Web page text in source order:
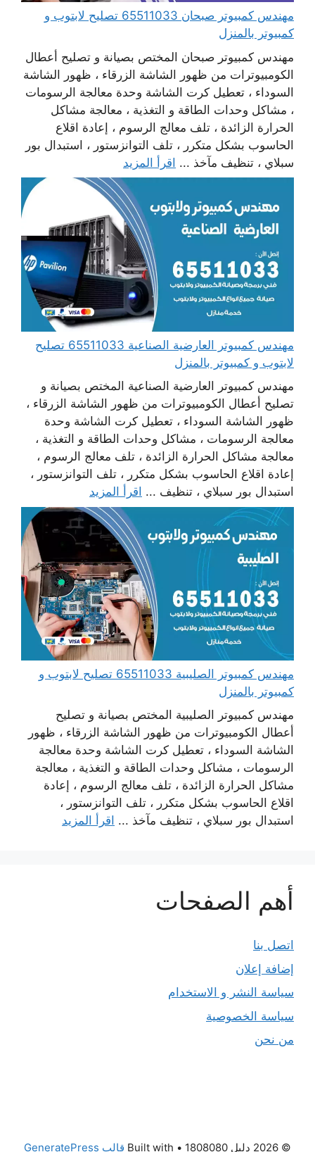
مهندس كمبيوتر صبحان 65511033 تصليح لابتوب و
كمبيوتر بالمنزل
مهندس كمبيوتر صبحان المختص بصيانة و تصليح أعطال
الكومبيوترات من ظهور الشاشة الزرقاء ، ظهور الشاشة
السوداء ، تعطيل كرت الشاشة وحدة معالجة الرسومات
، مشاكل وحدات الطاقة و التغذية ، معالجة مشاكل
الحرارة الزائدة ، تلف معالج الرسوم ، إعادة اقلاع
الحاسوب بشكل متكرر ، تلف التوانزستور ، استبدال بور
سبلاي ، تنظيف مآخذ ... اقرأ المزيد
مهندس كمبيوتر العارضية الصناعية 65511033 تصليح
لابتوب و كمبيوتر بالمنزل
مهندس كمبيوتر العارضية الصناعية المختص بصيانة و
تصليح أعطال الكومبيوترات من ظهور الشاشة الزرقاء ،
ظهور الشاشة السوداء ، تعطيل كرت الشاشة وحدة
معالجة الرسومات ، مشاكل وحدات الطاقة و التغذية ،
معالجة مشاكل الحرارة الزائدة ، تلف معالج الرسوم ،
إعادة اقلاع الحاسوب بشكل متكرر ، تلف التوانزستور ،
استبدال بور سبلاي ، تنظيف ... اقرأ المزيد
مهندس كمبيوتر الصليبية 65511033 تصليح لابتوب و
كمبيوتر بالمنزل
مهندس كمبيوتر الصليبية المختص بصيانة و تصليح
أعطال الكومبيوترات من ظهور الشاشة الزرقاء ، ظهور
الشاشة السوداء ، تعطيل كرت الشاشة وحدة معالجة
الرسومات ، مشاكل وحدات الطاقة و التغذية ، معالجة
مشاكل الحرارة الزائدة ، تلف معالج الرسوم ، إعادة
اقلاع الحاسوب بشكل متكرر ، تلف التوانزستور ،
استبدال بور سبلاي ، تنظيف مآخذ ... اقرأ المزيد
أهم الصفحات
اتصل بنا
إضافة إعلان
سياسة النشر و الاستخدام
سياسة الخصوصية
من نحن
© 2026 دليل 1808080 • Built with قالب GeneratePress